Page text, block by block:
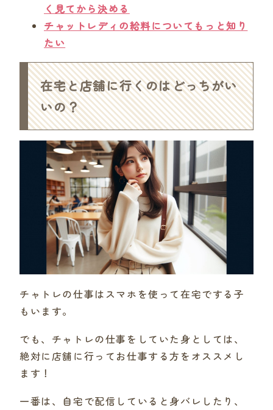
く見てから決める
チャットレディの給料についてもっと知り
たい
在宅と店舗に行くのはどっちがい
いの？
チャトレの仕事はスマホを使って在宅でする子
もいます。
でも、チャトレの仕事をしていた身としては、
絶対に店舗に行ってお仕事する方をオススメし
ます！
一番は、自宅で配信していると身バレしたり、